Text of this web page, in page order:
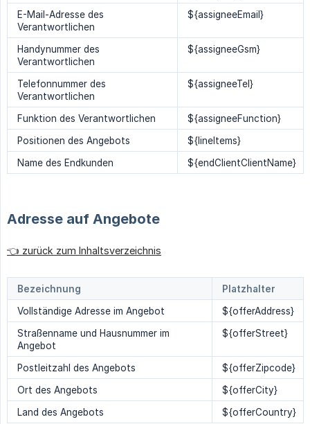
E-Mail-Adresse des
Verantwortlichen
${assigneeEmail}
Handynummer des
Verantwortlichen
${assigneeGsm}
Telefonnummer des
Verantwortlichen
${assigneeTel}
Funktion des Verantwortlichen
${assigneeFunction}
Positionen des Angebots
${lineItems}
Name des Endkunden
${endClientClientName}
Adresse auf Angebote
👈 zurück zum Inhaltsverzeichnis
Bezeichnung
Platzhalter
Vollständige Adresse im Angebot
${offerAddress}
Straßenname und Hausnummer im
Angebot
${offerStreet}
Postleitzahl des Angebots
${offerZipcode}
Ort des Angebots
${offerCity}
Land des Angebots
${offerCountry}